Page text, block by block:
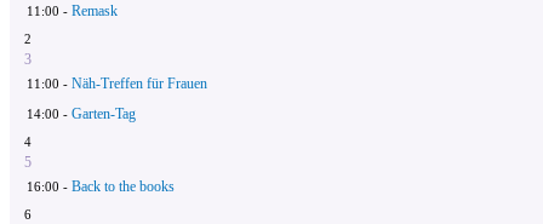
11:00 - Remask
2
3
11:00 - Näh-Treffen für Frauen
14:00 - Garten-Tag
4
5
16:00 - Back to the books
6